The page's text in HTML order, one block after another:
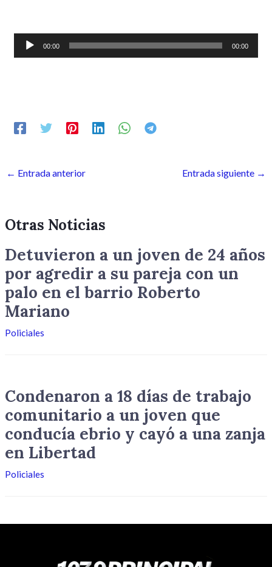
Reproductor
00:00 00:00
← Entrada anterior Entrada siguiente →
Otras Noticias
Detuvieron a un joven de 24 años
por agredir a su pareja con un
palo en el barrio Roberto
Mariano
Policiales
Condenaron a 18 días de trabajo
comunitario a un joven que
conducía ebrio y cayó a una zanja
en Libertad
Policiales